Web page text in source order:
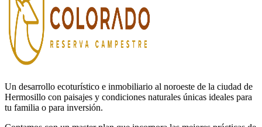
Un desarrollo ecoturístico e inmobiliario al noroeste de la ciudad de
Hermosillo con paisajes y condiciones naturales únicas ideales para
tu familia o para inversión.